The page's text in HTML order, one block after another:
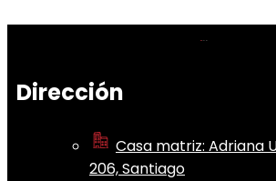
Dirección
Casa matriz: Adriana
206, Santiago